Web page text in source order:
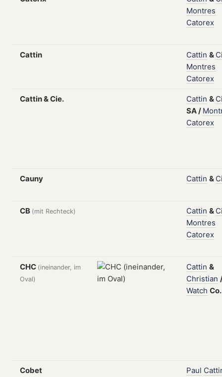
Montres
Catorex
Cattin Cattin &
Montres
Catorex
Cattin & Cie. Cattin &
SA/
Catorex
Cauny Cattin &
CB (mit Rechteck) Cattin &
Montres
Catorex
CHC (ineinander, im
Oval)
Cattin &
Christian
Watch Co.
Cobet Paul